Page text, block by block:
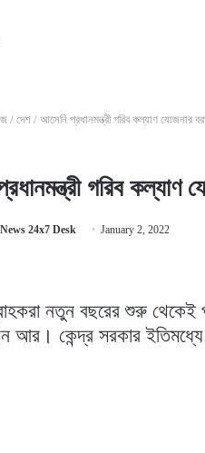
/ দেশ / আসেনি প্রধানমন্ত্রী গরিব কল্যাণ যোজনার
গরিব কল্যাণ
24x7 Desk January 2, 2022
নতুন বছরের শুরু থেকেই
আর। কেন্দ্র সরকার ইতিমধ্যে